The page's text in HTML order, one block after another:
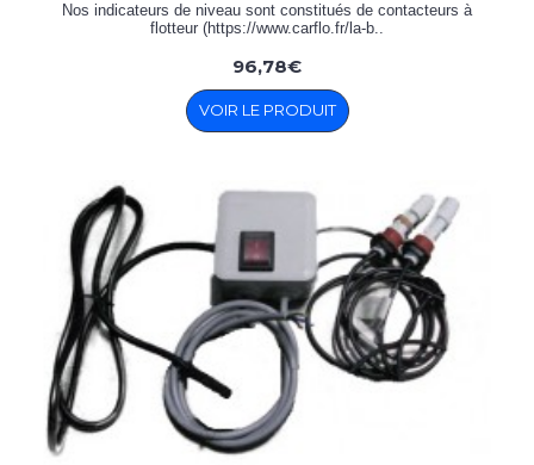
Nos indicateurs de niveau sont constitués de contacteurs à
flotteur (https://www.carflo.fr/la-b..
96,78€
VOIR LE PRODUIT